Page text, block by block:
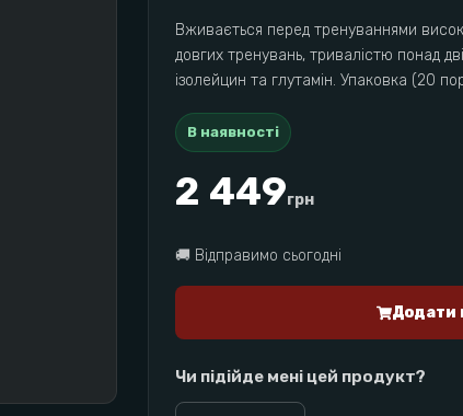
Вживається перед тренуваннями
довгих тренувань, тривалістю понад
ізолейцин та глутамін. Упаковка (20
В наявності
2 449грн
🚚 Відправимо сьогодні
Додати
Чи підійде мені цей продукт?